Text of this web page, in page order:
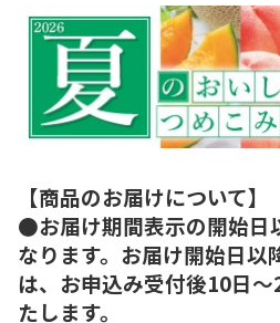
【商品のお届けについて】
●お届け期間表示の開始日
なります。お届け開始日以
は、お申込み受付後10日
たします。